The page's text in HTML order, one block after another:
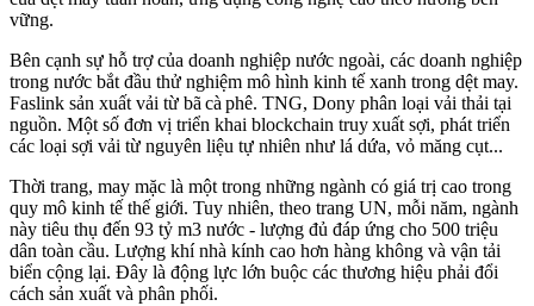
vững.
Bên cạnh sự hỗ trợ của doanh nghiệp nước ngoài, các doanh nghiệp
trong nước bắt đầu thử nghiệm mô hình kinh tế xanh trong dệt may.
Faslink sản xuất vải từ bã cà phê. TNG, Dony phân loại vải thải tại
nguồn. Một số đơn vị triển khai blockchain truy xuất sợi, phát triển
các loại sợi vải từ nguyên liệu tự nhiên như lá dứa, vỏ măng cụt...
Thời trang, may mặc là một trong những ngành có giá trị cao trong
quy mô kinh tế thế giới. Tuy nhiên, theo trang UN, mỗi năm, ngành
này tiêu thụ đến 93 tỷ m3 nước - lượng đủ đáp ứng cho 500 triệu
dân toàn cầu. Lượng khí nhà kính cao hơn hàng không và vận tải
biển cộng lại. Đây là động lực lớn buộc các thương hiệu phải đổi
cách sản xuất và phân phối.